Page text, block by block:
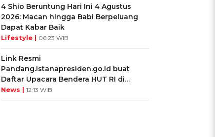
4 Shio Beruntung Hari Ini 4 Agustus
2026: Macan hingga Babi Berpeluang
Dapat Kabar Baik
Lifestyle | 06:23 WIB
Link Resmi
Pandang.istanapresiden.go.id buat
Daftar Upacara Bendera HUT RI di
Istana Negara
News | 12:13 WIB